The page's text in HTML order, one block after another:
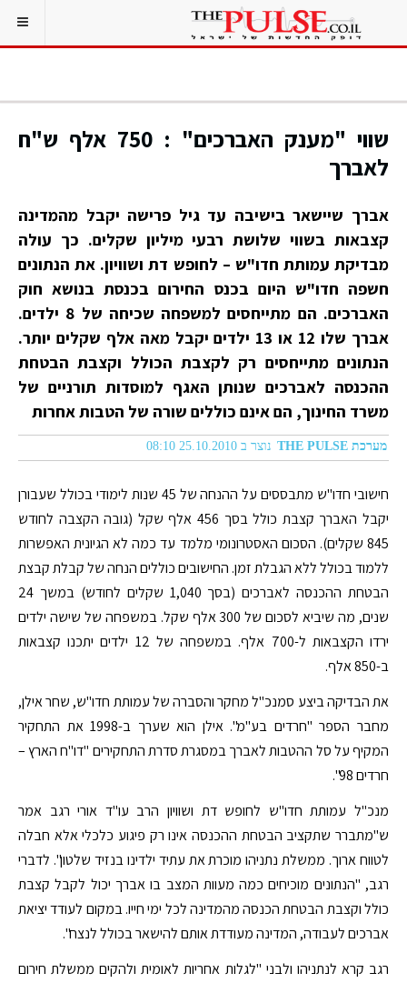
שווי "מענק האברכים" : 750 אלף ש"ח
לאברך
אברך שיישאר בישיבה עד גיל פרישה יקבל מהמדינה
קצבאות בשווי שלושת רבעי מיליון שקלים. כך עולה
מבדיקת עמותת חדו"ש – לחופש דת ושוויון. את הנתונים
חשפה חדו"ש היום בכנס החירום בכנסת בנושא חוק
האברכים. הם מתייחסים למשפחה שכיחה של 8 ילדים.
אברך שלו 12 או 13 ילדים יקבל מאה אלף שקלים יותר.
הנתונים מתייחסים רק לקצבת הכולל וקצבת הבטחת
ההכנסה לאברכים שנותן האגף למוסדות תורניים של
משרד החינוך, הם אינם כוללים שורה של הטבות אחרות
מערכת THE PULSE נוצר ב 25.10.2010 08:10
חישובי חדו"ש מתבססים על ההנחה של 45 שנות לימודי בכולל שעבורן
יקבל האברך קצבת כולל בסך 456 אלף שקל (גובה הקצבה לחודש
845 שקלים). הסכום האסטרונומי מלמד עד כמה לא הגיונית האפשרות
ללמוד בכולל ללא הגבלת זמן. החישובים כוללים הנחה של קבלת קבצת
הבטחת ההכנסה לאברכים (בסך 1,040 שקלים לחודש) במשך 24
שנים, מה שיביא לסכום של 300 אלף שקל. במשפחה של שישה ילדים
ירדו הקצבאות ל-700 אלף. במשפחה של 12 ילדים יתכנו קצבאות
ב-850 אלף.
את הבדיקה ביצע סמנכ"ל מחקר והסברה של עמותת חדו"ש, שחר אילן,
מחבר הספר "חרדים בע"מ". אילן הוא שערך ב-1998 את התחקיר
המקיף על סל ההטבות לאברך במסגרת סדרת התחקירים "דו"ח הארץ –
חרדים 98".
מנכ"ל עמותת חדו"ש לחופש דת ושוויון הרב עו"ד אורי רגב אמר
ש"מתברר שתקציב הבטחת ההכנסה אינו רק פיגוע כלכלי אלא חבלה
לטווח ארוך. ממשלת נתניהו מוכרת את עתיד ילדינו בנזיד שלטון". לדברי
רגב, "הנתונים מוכיחים כמה מעוות המצב בו אברך יכול לקבל קצבת
כולל וקצבת הבטחת הכנסה מהמדינה לכל ימי חייו. במקום לעודד יציאת
אברכים לעבודה, המדינה מעודדת אותם להישאר בכולל לנצח".
רגב קרא לנתניהו ולבני "לגלות אחריות לאומית ולהקים ממשלת חירום